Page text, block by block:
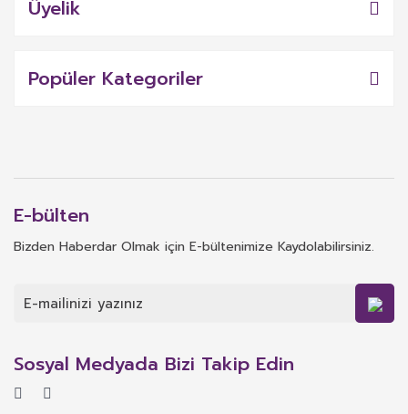
Üyelik
Popüler Kategoriler
E-bülten
Bizden Haberdar Olmak için E-bültenimize Kaydolabilirsiniz.
Sosyal Medyada Bizi Takip Edin